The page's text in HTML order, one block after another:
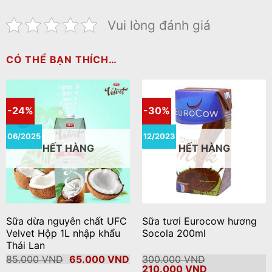
Vui lòng đánh giá
CÓ THỂ BẠN THÍCH…
-24%
06/2025
HẾT HÀNG
Sữa dừa nguyên chất UFC
Velvet Hộp 1L nhập khẩu
Thái Lan
85.000VND Giá
65.000 VNDGiá
hiện
-30%
12/2023
HẾT HÀNG
Sữa tươi Eurocow hương
Socola 200ml
300.000VND
Giá
210.000 VNDGiá